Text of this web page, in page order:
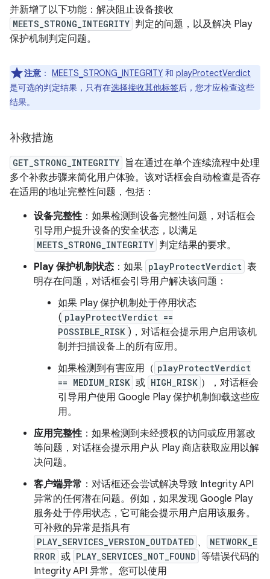
并新增了以下功能：解决阻止设备接收
MEETS_STRONG_INTEGRITY 判定的问题，以及解决 Play
保护机制判定问题。
注意 ： MEETS_STRONG_INTEGRITY 和 playProtectVerdict
是可选的判定结果，只有在选择接收其他标签后，您才应检查这些
结果。
补救措施
GET_STRONG_INTEGRITY 旨在通过在单个连续流程中处理
多个补救步骤来简化用户体验。该对话框会自动检查是否存
在适用的地址完整性问题，包括：
设备完整性：如果检测到设备完整性问题，对话框会
引导用户提升设备的安全状态，以满足
MEETS_STRONG_INTEGRITY 判定结果的要求。
Play 保护机制状态 ：如果 playProtectVerdict 表
明存在问题，对话框会引导用户解决该问题：
如果 Play 保护机制处于停用状态
( playProtectVerdict ==
POSSIBLE_RISK )，对话框会提示用户启用该机
制并扫描设备上的所有应用。
如果检测到有害应用（ playProtectVerdict
== MEDIUM_RISK 或 HIGH_RISK ），对话框会
引导用户使用 Google Play 保护机制卸载这些应
用。
应用完整性：如果检测到未经授权的访问或应用篡改
等问题，对话框会提示用户从 Play 商店获取应用以解
决问题。
客户端异常 ：对话框还会尝试解决导致 Integrity API
异常的任何潜在问题。例如，如果发现 Google Play
服务处于停用状态，它可能会提示用户启用该服务。
可补救的异常是指具有
PLAY_SERVICES_VERSION_OUTDATED 、
NETWORK_E
RROR 或 PLAY_SERVICES_NOT_FOUND 等错误代码的
Integrity API 异常。您可以使用